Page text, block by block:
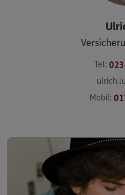
Tel:
Mobil: